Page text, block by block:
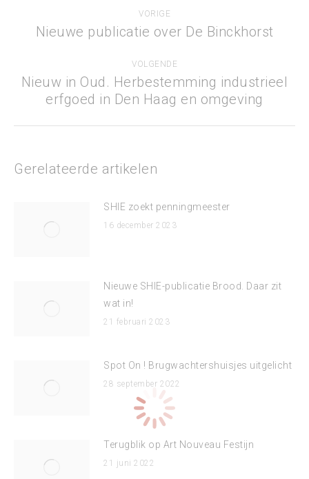
navigatie
VORIGE
Vorig
Nieuwe publicatie over De Binckhorst
VOLGENDE
Volgend
bericht
Nieuw in Oud. Herbestemming industrieel
erfgoed in Den Haag en omgeving
Gerelateerde artikelen
SHIE zoekt penningmeester
16 december 2023
Nieuwe SHIE-publicatie Brood. Daar zit
wat in!
21 februari 2023
Spot On ! Brugwachtershuisjes uitgelicht
28 september 2022
Terugblik op Art Nouveau Festijn
21 juni 2022